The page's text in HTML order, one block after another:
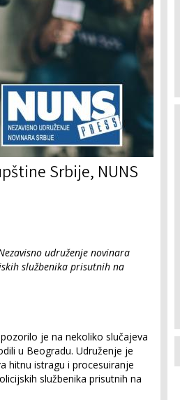
Srbije, NUNS
udruženje novinara
službenika prisutnih na
je na nekoliko slučajeva
u Beogradu. Udruženje je
hitnu istragu i procesuiranje
službenika prisutnih na